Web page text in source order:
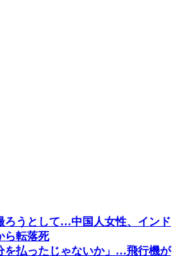
ろうとして…中国人女性、インド
ら転落死
を払ったじゃないか」…飛行機が